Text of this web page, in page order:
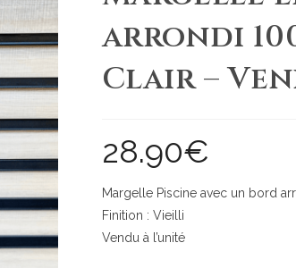
arrondi
Clair –
28.90€
Margelle Piscine avec un bord
Finition : Vieilli
Vendu à l’unité